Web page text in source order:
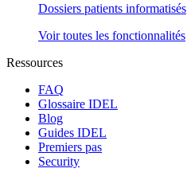
Dossiers patients informatisés
Voir toutes les fonctionnalités
Ressources
FAQ
Glossaire IDEL
Blog
Guides IDEL
Premiers pas
Security